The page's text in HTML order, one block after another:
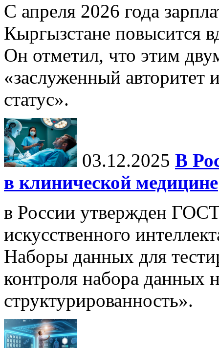
С апреля 2026 года
Кыргызстане повысится
Он отметил, что этим
«заслуженный
статус».
03.12.2025 В
в клинической медицине
в России утвержден
искусственного
Наборы данных для
контроля набора данных
структурированность».